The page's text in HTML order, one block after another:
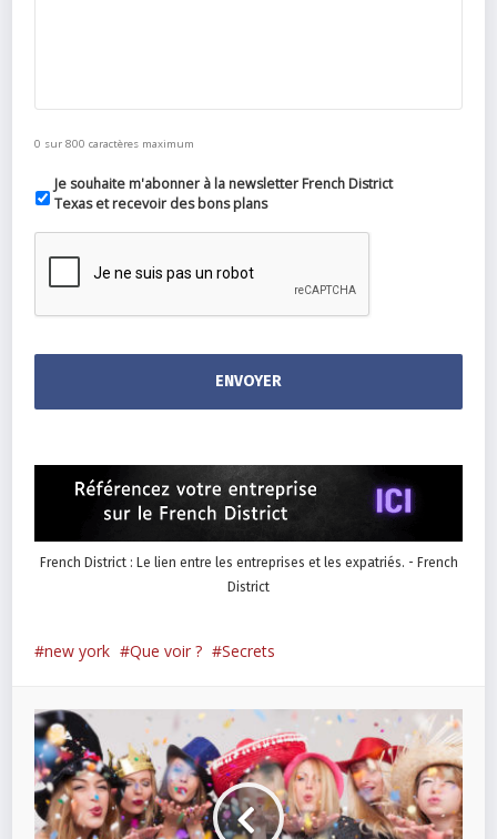
0 sur 800 caractères maximum
Je souhaite m'abonner à la newsletter French District
Texas et recevoir des bons plans
French District : Le lien entre les entreprises et les expatriés. - French
District
new york Que voir ? Secrets